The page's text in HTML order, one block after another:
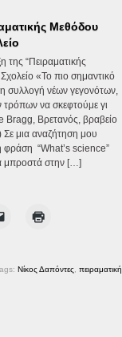
Μεθόδου
της “Πειραματικής
«Το πιο σημαντικό
η συλλογή νέων γεγονότων,
να σκεφτούμε γι
Βρετανός, βραβείο
μια αναζήτηση μου
φράση “What’s science”
μπροστά στην […]
Νίκος Δαπόντες,πειραματική